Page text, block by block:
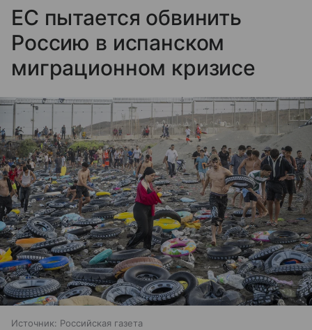
ЕС пытается обвинить
Россию в испанском
миграционном кризисе
Источник: Российская газета